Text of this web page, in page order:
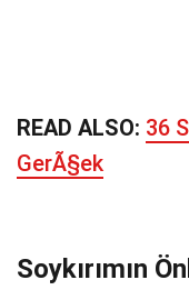
READ ALSO: 36
GerÃ§ek
Soykırımın